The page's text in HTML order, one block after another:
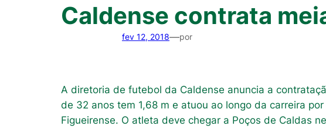
Caldense contrata
fev 12, 2018—por
A diretoria de futebol da Caldense anuncia a
de 32 anos tem 1,68 m e atuou ao longo da carreira
Figueirense. O atleta deve chegar a Poços de Caldas